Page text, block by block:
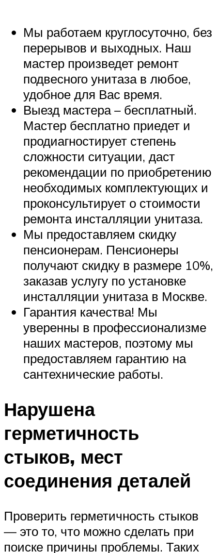
Мы работаем круглосуточно, без
перерывов и выходных. Наш
мастер произведет ремонт
подвесного унитаза в любое,
удобное для Вас время.
Выезд мастера – бесплатный.
Мастер бесплатно приедет и
продиагностирует степень
сложности ситуации, даст
рекомендации по приобретению
необходимых комплектующих и
проконсультирует о стоимости
ремонта инсталляции унитаза.
Мы предоставляем скидку
пенсионерам. Пенсионеры
получают скидку в размере 10%,
заказав услугу по установке
инсталляции унитаза в Москве.
Гарантия качества! Мы
уверенны в профессионализме
наших мастеров, поэтому мы
предоставляем гарантию на
сантехнические работы.
Нарушена
герметичность
стыков, мест
соединения деталей
Проверить герметичность стыков
— это то, что можно сделать при
поиске причины проблемы. Таких